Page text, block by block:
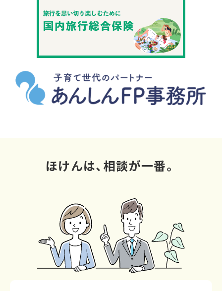
ほけんは、相談が一番。